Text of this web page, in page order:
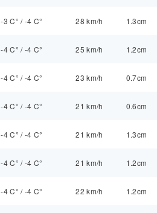
-3 C° /-4 C° 28 km/h 1.3cm
-4 C° /-4 C° 25 km/h 1.2cm
-4 C° /-4 C° 23 km/h 0.7cm
-4 C° /-4 C° 21 km/h 0.6cm
-4 C° /-4 C° 21 km/h 1.3cm
-4 C° /-4 C° 21 km/h 1.2cm
-4 C° /-4 C° 22 km/h 1.2cm